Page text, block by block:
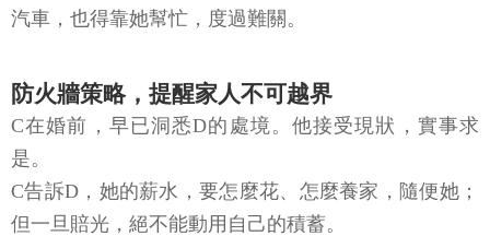
汽車，也得靠她幫忙，度過難關。
防火牆策略，提醒家人不可越界
C在婚前，早已洞悉D的處境。他接受現狀，實事求
是。
C告訴D，她的薪水，要怎麼花、怎麼養家，隨便她；
但一旦賠光，絕不能動用自己的積蓄。